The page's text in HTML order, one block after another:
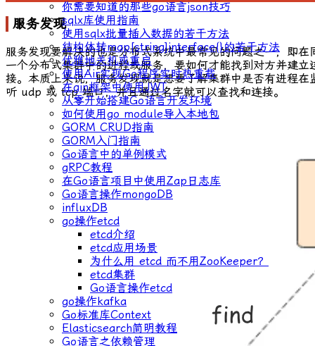
你需要知道的那些go语言json技巧
sqlx库使用指南
使用sqlx批量插入数据的若干方法
结构体转map[string]interface{}的若干方法
优雅地关机或重启
使用Air实现Go程序实时热重载
在gin框架中使用JWT
从零开始搭建Go语言开发环境
如何使用go module导入本地包
GORM CRUD指南
GORM入门指南
Go语言中的单例模式
gRPC教程
在Go语言项目中使用Zap日志库
Go语言操作mongoDB
influxDB
go操作etcd
etcd介绍
etcd应用场景
为什么用 etcd 而不用ZooKeeper？
etcd集群
Go语言操作etcd
go操作kafka
Go标准库Context
Elasticsearch简明教程
Go语言之依赖管理
服务发现
服务发现要解决的也是分布式系统中最常见的问题之一，即在
一个分布式集群中的进程或服务，要如何才能找到对方并建立
接。本质上来说，服务发现就是想要了解集群中是否有进程在
听 udp 或 tcp 端口，并且通过名字就可以查找和连接。